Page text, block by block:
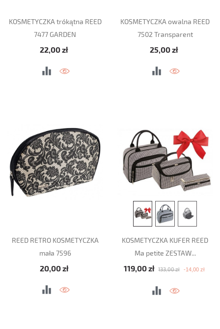
KOSMETYCZKA trókątna REED
7477 GARDEN
Cena
22,00 zł
KOSMETYCZKA owalna REED
7502 Transparent
Cena
25,00 zł
REED RETRO KOSMETYCZKA
mała 7596
Cena
20,00 zł
KOSMETYCZKA KUFER REED
Ma petite ZESTAW...
Cena podstawowa
133,00 zł -14,00 zł
Cena
119,00 zł